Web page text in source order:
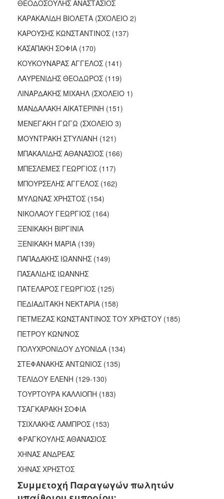
ΘΕΟΔΟΣΟΥΛΗΣ ΑΝΑΣΤΑΣΙΟΣ
ΚΑΡΑΚΑΛΙΔΗ ΒΙΟΛΕΤΑ (ΣΧΟΛΕΙΟ 2)
ΚΑΡΟΥΣΗΣ ΚΩΝΣΤΑΝΤΙΝΟΣ (137)
ΚΑΣΑΠΑΚΗ ΣΟΦΙΑ (170)
ΚΟΥΚΟΥΝΑΡΑΣ ΑΓΓΕΛΟΣ (141)
ΛΑΥΡΕΝΙΔΗΣ ΘΕΟΔΩΡΟΣ (119)
ΛΙΝΑΡΔΑΚΗΣ ΜΙΧΑΗΛ (ΣΧΟΛΕΙΟ 1)
ΜΑΝΔΑΛΑΚΗ ΑΙΚΑΤΕΡΙΝΗ (151)
ΜΕΝΕΓΑΚΗ ΓΩΓΩ (ΣΧΟΛΕΙΟ 3)
ΜΟΥΝΤΡΑΚΗ ΣΤΥΛΙΑΝΗ (121)
ΜΠΑΚΑΛΙΔΗΣ ΑΘΑΝΑΣΙΟΣ (166)
ΜΠΕΣΛΕΜΕΣ ΓΕΩΡΓΙΟΣ (117)
ΜΠΟΥΡΣΕΛΗΣ ΑΓΓΕΛΟΣ (162)
ΜΥΛΩΝΑΣ ΧΡΗΣΤΟΣ (154)
ΝΙΚΟΛΑΟΥ ΓΕΩΡΓΙΟΣ (164)
ΞΕΝΙΚΑΚΗ ΒΙΡΓΙΝΙΑ
ΞΕΝΙΚΑΚΗ ΜΑΡΙΑ (139)
ΠΑΠΑΔΑΚΗΣ ΙΩΑΝΝΗΣ (149)
ΠΑΣΑΛΙΔΗΣ ΙΩΑΝΝΗΣ
ΠΑΤΕΛΑΡΟΣ ΓΕΩΡΓΙΟΣ (125)
ΠΕΔΙΑΔΙΤΑΚΗ ΝΕΚΤΑΡΙΑ (158)
ΠΕΤΜΕΖΑΣ ΚΩΝΣΤΑΝΤΙΝΟΣ ΤΟΥ ΧΡΗΣΤΟΥ (185)
ΠΕΤΡΟΥ ΚΩΝ/ΝΟΣ
ΠΟΛΥΧΡΟΝΙΔΟΥ ΔΥΟΝΙΔΑ (134)
ΣΤΕΦΑΝΑΚΗΣ ΑΝΤΩΝΙΟΣ (135)
ΤΕΛΙΔΟΥ ΕΛΕΝΗ (129-130)
ΤΟΥΡΤΟΥΡΑ ΚΑΛΛΙΟΠΗ (183)
ΤΣΑΓΚΑΡΑΚΗ ΣΟΦΙΑ
ΤΣΙΧΛΑΚΗΣ ΛΑΜΠΡΟΣ (153)
ΦΡΑΓΚΟΥΛΗΣ ΑΘΑΝΑΣΙΟΣ
ΧΗΝΑΣ ΑΝΔΡΕΑΣ
ΧΗΝΑΣ ΧΡΗΣΤΟΣ
Συμμετοχή Παραγωγών πωλητών